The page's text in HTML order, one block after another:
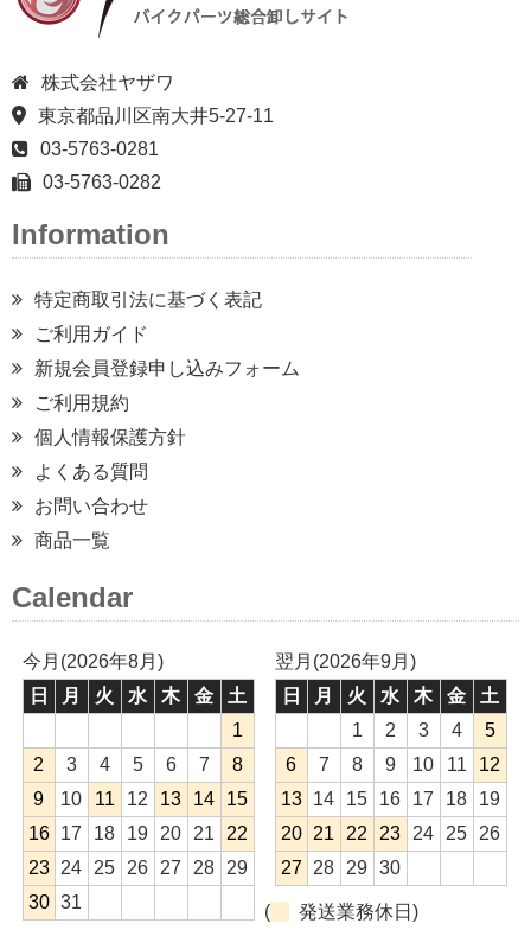
株式会社ヤザワ
東京都品川区南大井5-27-11
03-5763-0281
03-5763-0282
Information
特定商取引法に基づく表記
ご利用ガイド
新規会員登録申し込みフォーム
ご利用規約
個人情報保護方針
よくある質問
お問い合わせ
商品一覧
Calendar
今月(2026年8月)
日
月 火 水 木 金
土
1
2
3 4 5 6 7
8
9
10 11 12 13 14
15
16
17 18 19 20 21
22
23
24 25 26 27 28
29
30 31
翌月(2026年9月)
日
月 火 水 木 金
土
1
2 3 4
5
6
7 8 9 10 11
12
13
14 15 16 17 18
19
20
21 22 23 24 25
26
27
28 29 30
( 発送業務休日)